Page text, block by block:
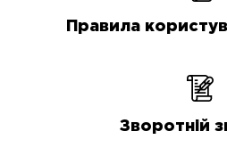
Правила
Зворотній